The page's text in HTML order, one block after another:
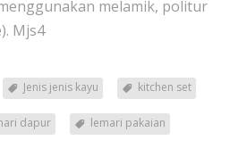
melamik, politur
Mjs4
Jenis jenis kayu kitchen set
dapur lemari pakaian